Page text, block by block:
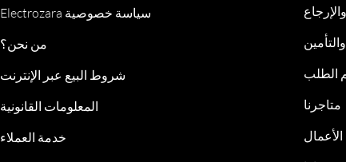
Electrozara سياسة خصوصية
من نحن؟
شروط البيع عبر الإنترنت
المعلومات القانونية
خدمة العملاء
الطلب
متاجرنا